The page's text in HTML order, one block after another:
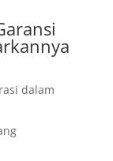
dalam